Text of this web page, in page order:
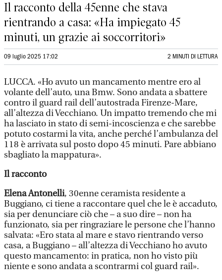
Il racconto della 45enne che stava
rientrando a casa: «Ha impiegato 45
minuti, un grazie ai soccorritori»
09 luglio 2025 17:02 2 MINUTI DI LETTURA
LUCCA. «Ho avuto un mancamento mentre ero al
volante dell’auto, una Bmw. Sono andata a sbattere
contro il guard rail dell’autostrada Firenze-Mare,
all’altezza di Vecchiano. Un impatto tremendo che mi
ha lasciato in stato di semi-incoscienza e che sarebbe
potuto costarmi la vita, anche perché l’ambulanza del
118 è arrivata sul posto dopo 45 minuti. Pare abbiano
sbagliato la mappatura».
Il racconto
Elena Antonelli, 30enne ceramista residente a
Buggiano, ci tiene a raccontare quel che le è accaduto,
sia per denunciare ciò che – a suo dire – non ha
funzionato, sia per ringraziare le persone che l’hanno
salvata: «Ero stata al mare e stavo rientrando verso
casa, a Buggiano – all’altezza di Vecchiano ho avuto
questo mancamento: in pratica, non ho visto più
niente e sono andata a scontrarmi col guard rail».